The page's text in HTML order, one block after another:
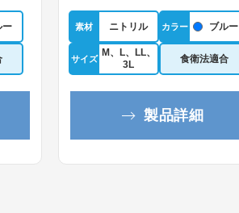
ー 素材 ニトリル カラー ブルー
サイズ
M、L、LL、
3L
食衛法適合
製品詳細